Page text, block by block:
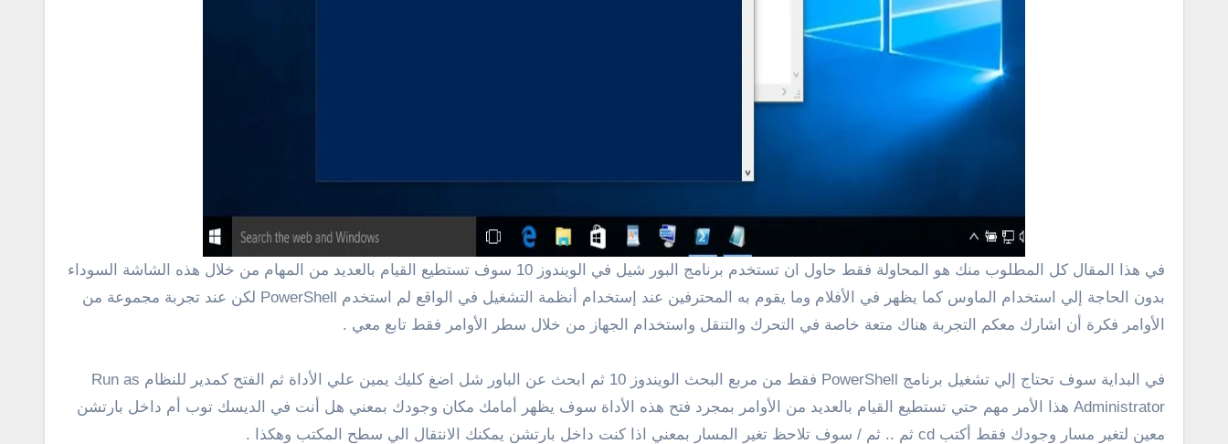
في هذا المقال كل المطلوب منك هو المحاولة فقط حاول ان تستخدم برنامج البور شيل في الويندوز 10 سوف تستطيع القيام بالعديد من المهام من خلال هذه الشاشة السوداء
بدون الحاجة إلي استخدام الماوس كما يظهر في الأفلام وما يقوم به المحترفين عند إستخدام أنظمة التشغيل في الواقع لم استخدم PowerShell لكن عند تجربة مجموعة من
الأوامر فكرة أن اشارك معكم التجربة هناك متعة خاصة في التحرك والتنقل واستخدام الجهاز من خلال سطر الأوامر فقط تابع معي .
في البداية سوف تحتاج إلي تشغيل برنامج PowerShell فقط من مربع البحث الويندوز 10 ثم ابحث عن الباور شل اضغ كليك يمين علي الأداة ثم الفتح كمدير للنظام Run as
Administrator هذا الأمر مهم حتي تستطيع القيام بالعديد من الأوامر بمجرد فتح هذه الأداة سوف يظهر أمامك مكان وجودك بمعني هل أنت في الديسك توب أم داخل بارتشن
معين لتغير مسار وجودك فقط أكتب cd ثم .. ثم / سوف تلاحظ تغير المسار بمعني اذا كنت داخل بارتشن يمكنك الانتقال الي سطح المكتب وهكذا .